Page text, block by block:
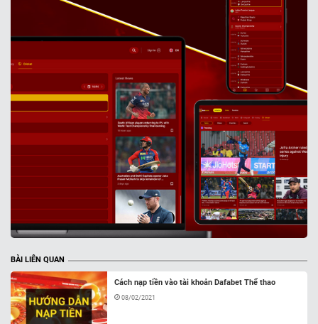
BÀI LIÊN QUAN
Cách nạp tiền vào tài khoản Dafabet Thể thao
08/02/2021